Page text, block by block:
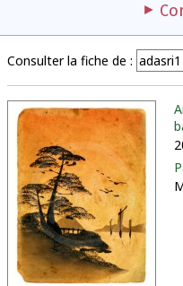
Consulter la fiche de :